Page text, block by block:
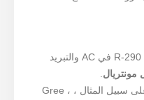
تنتقل الصين والهند بنشاط إلى R-290 في AC والتبريد
مونتريال
الشركات المصنعة الرئيسية (على سبيل المثال ، Gree ،